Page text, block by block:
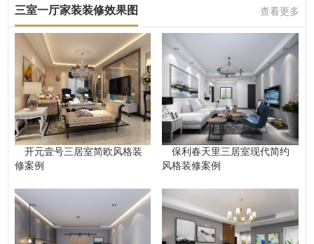
三室一厅家装装修效果图 查看更多
开元壹号三居室简欧风格装
修案例
保利春天里三居室现代简约
风格装修案例